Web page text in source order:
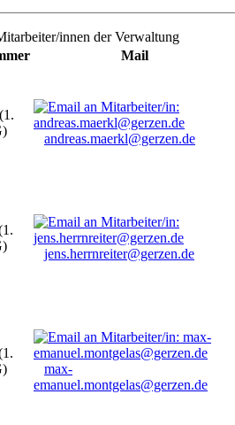
innen der Verwaltung
Mail
andreas.maerkl@gerzen.de
jens.herrnreiter@gerzen.de
max-
emanuel.montgelas@gerzen.de